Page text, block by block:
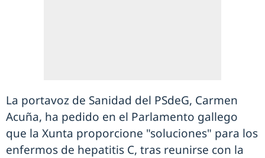
La portavoz de Sanidad del PSdeG, Carmen
Acuña, ha pedido en el Parlamento gallego
que la Xunta proporcione "soluciones" para los
enfermos de hepatitis C, tras reunirse con la